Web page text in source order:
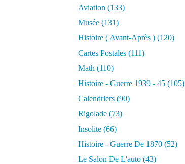
Aviation (133)
Musée (131)
Histoire ( Avant-Après ) (120)
Cartes Postales (111)
Math (110)
Histoire - Guerre 1939 - 45 (105)
Calendriers (90)
Rigolade (73)
Insolite (66)
Histoire - Guerre De 1870 (52)
Le Salon De L'auto (43)